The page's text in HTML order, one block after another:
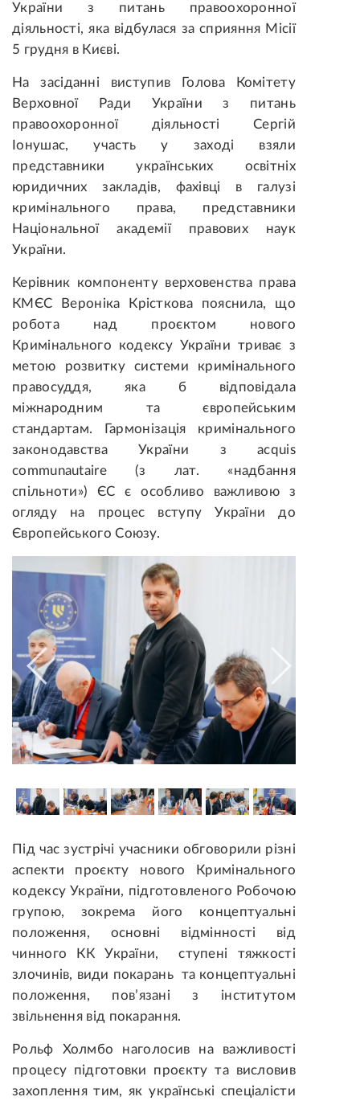
України з питань правоохоронної
діяльності, яка відбулася за сприяння Місії
5 грудня в Києві.
На засіданні виступив Голова Комітету
Верховної Ради України з питань
правоохоронної діяльності Сергій
Іонушас, участь у заході взяли
представники українських освітніх
юридичних закладів, фахівці в галузі
кримінального права, представники
Національної академії правових наук
України.
Керівник компоненту верховенства права
КМЄС Вероніка Крісткова пояснила, що
робота над проєктом нового
Кримінального кодексу України триває з
метою розвитку системи кримінального
правосуддя, яка б відповідала
міжнародним та європейським
стандартам. Гармонізація кримінального
законодавства України з acquis
communautaire (з лат. «надбання
спільноти») ЄС є особливо важливою з
огляду на процес вступу України до
Європейського Союзу.
Під час зустрічі учасники обговорили різні
аспекти проєкту нового Кримінального
кодексу України, підготовленого Робочою
групою, зокрема його концептуальні
положення, основні відмінності від
чинного КК України, ступені тяжкості
злочинів, види покарань та концептуальні
положення, пов’язані з інститутом
звільнення від покарання.
Рольф Холмбо наголосив на важливості
процесу підготовки проєкту та висловив
захоплення тим, як українські спеціалісти